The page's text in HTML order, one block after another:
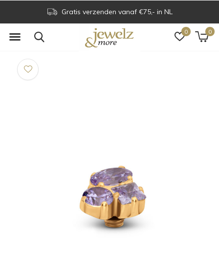
0 0
Gratis verzenden vanaf €75,- in NL